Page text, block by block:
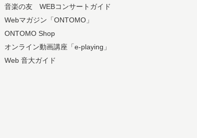
音楽の友 WEBコンサートガイド
Webマガジン「ONTOMO」
ONTOMO Shop
オンライン動画講座「e-playing」
Web 音大ガイド